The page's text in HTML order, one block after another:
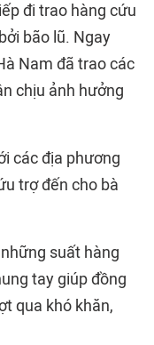
đi trao hàng cứu
bão lũ. Ngay
Nam đã trao các
chịu ảnh hưởng
các địa phương
trợ đến cho bà
suất hàng
tay giúp đồng
qua khó khăn,